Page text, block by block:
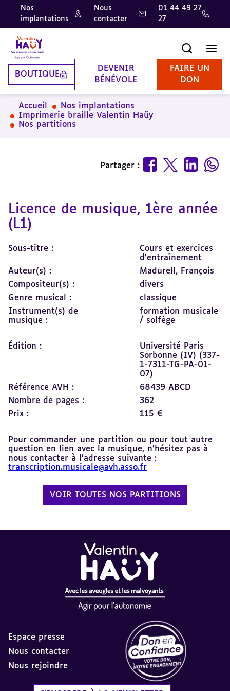
Aller
contenu
principal
Aller
pied
de
page
Aller
la
recherche
Nos
implantations
Nous
contacter
01 44 49 27
27
BOUTIQUE
DEVENIR
BÉNÉVOLE
FAIRE UN
DON
Accueil
Nos implantations
Imprimerie braille Valentin Haüy
Nos partitions
Partager :
Licence de musique, 1ère année
(L1)
Sous-titre :
Cours et exercices
d'entraînement
Auteur(s) :
Madurell, François
Compositeur(s) :
divers
Genre musical :
classique
Instrument(s) de
musique :
formation musicale
/ solfège
Édition :
Université Paris
Sorbonne (IV) (337-
1-7311-TG-PA-01-
07)
Référence AVH :
68439 ABCD
Nombre de pages :
362
Prix :
115 €
Pour commander une partition ou pour tout autre
question en lien avec la musique, n’hésitez pas à
nous contacter à l’adresse suivante :
transcription.musicale@avh.asso.fr
VOIR TOUTES NOS PARTITIONS
Espace presse
Nous contacter
Nous rejoindre